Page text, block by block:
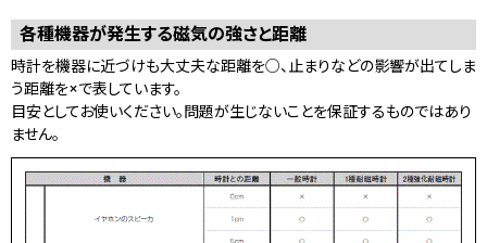
各種機器が発生する磁気の強さと距離
時計を機器に近づけも大丈夫な距離を○、止まりなどの影響が出てしま
う距離を×で表しています。
目安としてお使いください。問題が生じないことを保証するものではあり
ません。